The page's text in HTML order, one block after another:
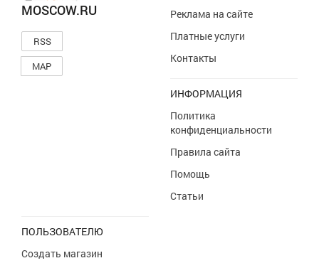
MOSCOW.RU
RSS
MAP
Реклама на сайте
Платные услуги
Контакты
ИНФОРМАЦИЯ
Политика
конфиденциальности
Правила сайта
Помощь
Статьи
ПОЛЬЗОВАТЕЛЮ
Создать магазин